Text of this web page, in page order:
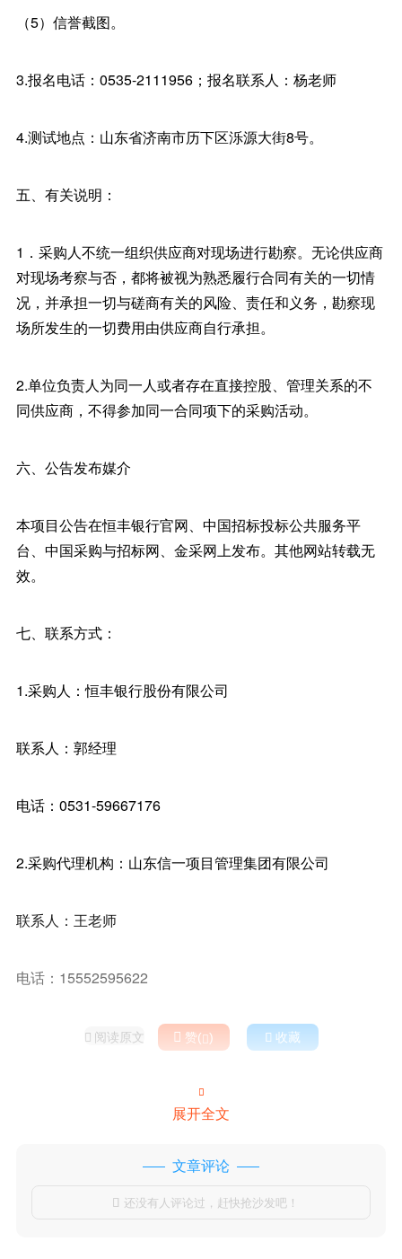
（5）信誉截图。
3.报名电话：0535-2111956；报名联系人：杨老师
4.测试地点：山东省济南市历下区泺源大街8号。
五、有关说明：
1．采购人不统一组织供应商对现场进行勘察。无论供应商
对现场考察与否，都将被视为熟悉履行合同有关的一切情
况，并承担一切与磋商有关的风险、责任和义务，勘察现
场所发生的一切费用由供应商自行承担。
2.单位负责人为同一人或者存在直接控股、管理关系的不
同供应商，不得参加同一合同项下的采购活动。
六、公告发布媒介
本项目公告在恒丰银行官网、中国招标投标公共服务平
台、中国采购与招标网、金采网上发布。其他网站转载无
效。
七、联系方式：
1.采购人：恒丰银行股份有限公司
联系人：郭经理
电话：0531-59667176
2.采购代理机构：山东信一项目管理集团有限公司
联系人：王老师
电话：15552595622
 阅读原文  赞()  收藏

展开全文
文章评论
 还没有人评论过，赶快抢沙发吧！